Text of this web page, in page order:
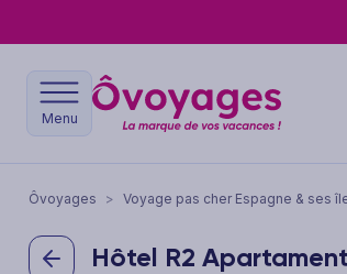
Menu
Ôvoyages > Voyage pas cher Espagne & ses
Hôtel R2